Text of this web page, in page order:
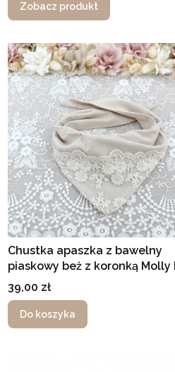
Zobacz produkt
Chustka apaszka z bawelny
piaskowy beż z koronką Molly
Cena
39,00 zł
Do koszyka